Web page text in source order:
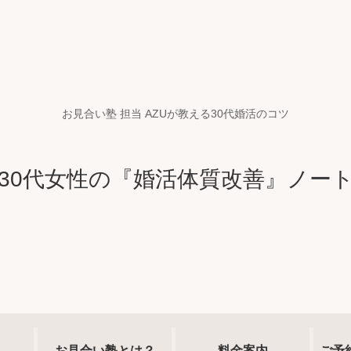
お見合い塾 担当 AZUが教える30代婚活のコツ
代女性の『婚活体質改善』ノート